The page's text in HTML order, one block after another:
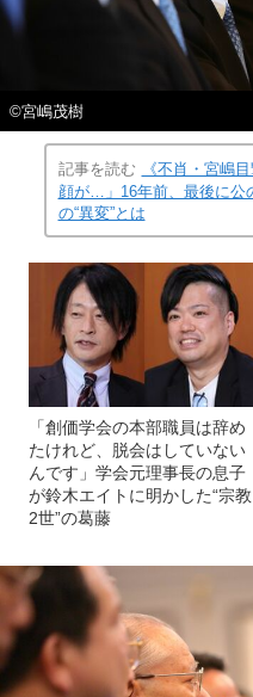
©宮嶋茂樹
記事を読む
《不肖・宮嶋
顔が…」16年前、最後に公
の“異変”とは
「創価学会の本部職員は辞め
たけれど、脱会はしていない
んです」学会元理事長の息子
が鈴木エイトに明かした“宗教
2世”の葛藤